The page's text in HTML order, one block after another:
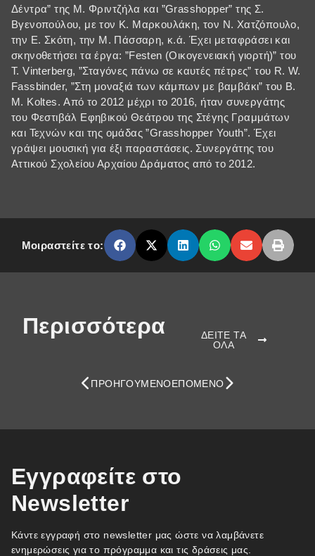
Δέντρα” της Μ. Φριντζήλα και ”Grasshopper” της Σ.
Βγενοπούλου, με τον Κ. Μαρκουλάκη, τον Ν. Χατζόπουλο,
την Ε. Σκότη, την Μ. Πάσσαρη, κ.ά. Έχει μεταφράσει και
σκηνοθετήσει τα έργα: ”Festen (Οικογενειακή γιορτή)” του
T. Vinterberg, ”Σταγόνες πάνω σε καυτές πέτρες” του R. W.
Fassbinder, ”Στη μοναξιά των κάμπων με βαμβάκι” του B.
M. Koltes. Από το 2012 μέχρι το 2016, ήταν συνεργάτης
του Φεστιβάλ Εφηβικού Θεάτρου της Στέγης Γραμμάτων
και Τεχνών και της ομάδας ”Grasshopper Youth”. Έχει
γράψει μουσική για έξι παραστάσεις. Συνεργάτης του
Αττικού Σχολείου Αρχαίου Δράματος από το 2012.
Μοιραστείτε το:
Περισσότερα
ΔΕΙΤΕ ΤΑ
ΟΛΑ
ΠΡΟΗΓΟΎΜΕΝΟΕΠΌΜΕΝΟ
Εγγραφείτε στο
Newsletter
Κάντε εγγραφή στο newsletter μας ώστε να λαμβάνετε
ενημερώσεις για το πρόγραμμα και τις δράσεις μας.